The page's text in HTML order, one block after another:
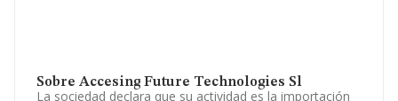
Sobre Accesing Future Technologies Sl
La sociedad declara que su actividad es la importación